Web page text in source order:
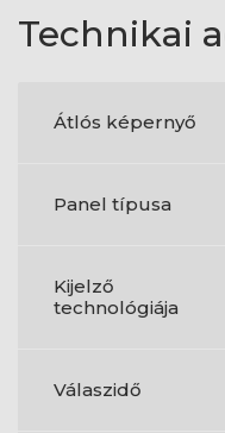
Technikai
Átlós képernyő
Panel típusa
Kijelző
technológiája
Válaszidő